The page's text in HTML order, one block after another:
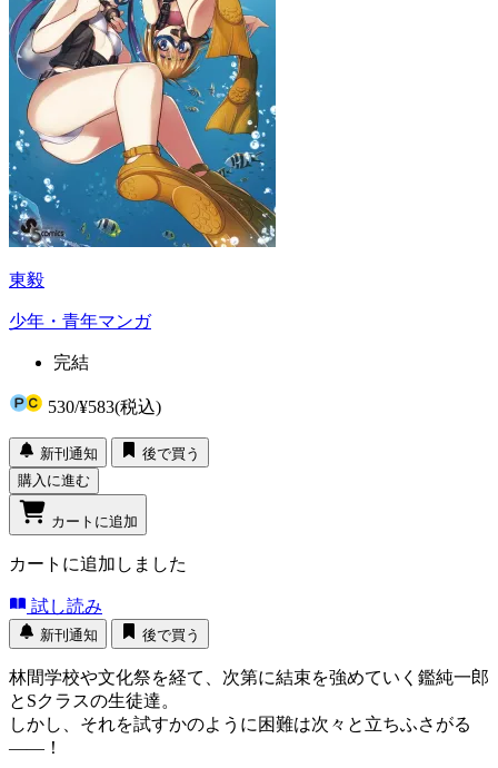
東毅
少年・青年マンガ
完結
530/¥583(税込)
新刊通知
後で買う
購入に進む
カートに追加
カートに追加しました
試し読み
新刊通知 後で買う
林間学校や文化祭を経て、次第に結束を強めていく鑑純一郎
とSクラスの生徒達。
しかし、それを試すかのように困難は次々と立ちふさがる
――！